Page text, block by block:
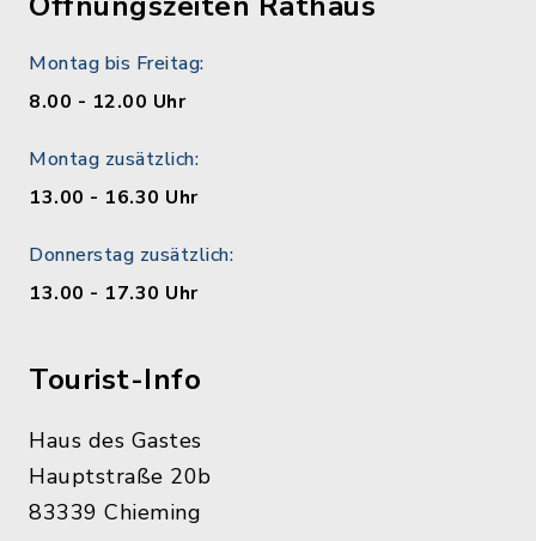
Montag bis Freitag:
8.00 - 12.00 Uhr
Montag zusätzlich:
13.00 - 16.30 Uhr
Donnerstag zusätzlich:
13.00 - 17.30 Uhr
Tourist-Info
Haus des Gastes
Hauptstraße 20b
83339 Chieming